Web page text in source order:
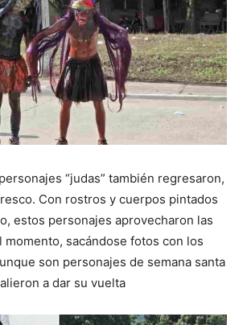
“judas” también regresaron,
Con rostros y cuerpos pintados
estos personajes aprovecharon las
momento, sacándose fotos con los
son personajes de semana santa
a dar su vuelta